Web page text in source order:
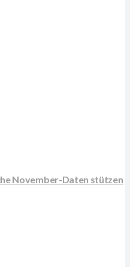
November-Daten stützen